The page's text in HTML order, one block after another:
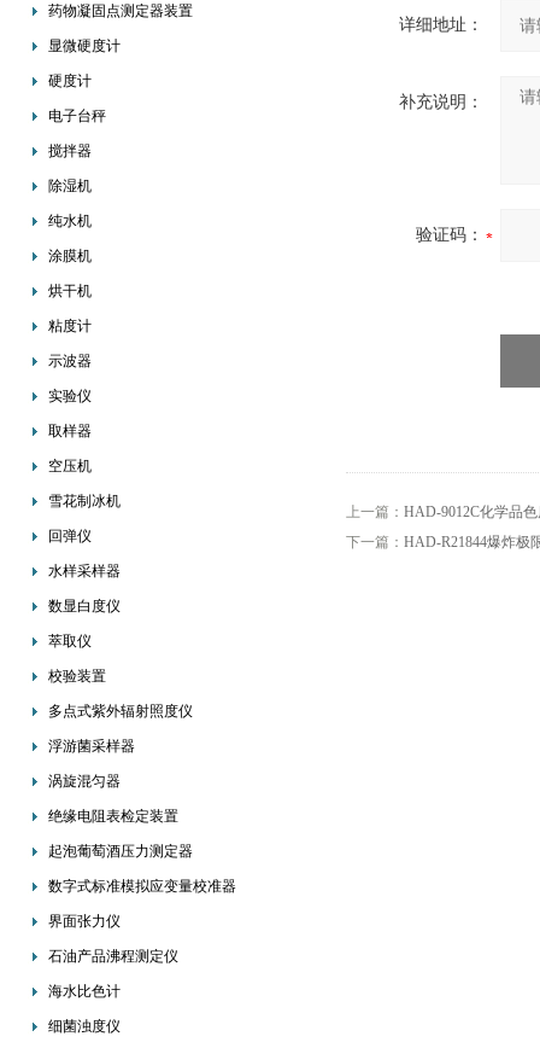
药物凝固点测定器装置
显微硬度计
硬度计
电子台秤
搅拌器
除湿机
纯水机
涂膜机
烘干机
粘度计
示波器
实验仪
取样器
空压机
雪花制冰机
回弹仪
水样采样器
数显白度仪
萃取仪
校验装置
多点式紫外辐射照度仪
浮游菌采样器
涡旋混匀器
绝缘电阻表检定装置
起泡葡萄酒压力测定器
数字式标准模拟应变量校准器
界面张力仪
石油产品沸程测定仪
海水比色计
细菌浊度仪
详细地址：
补充说明：
验证码：
上一篇： HAD-9012C化学品
下一篇： HAD-R21844爆炸极